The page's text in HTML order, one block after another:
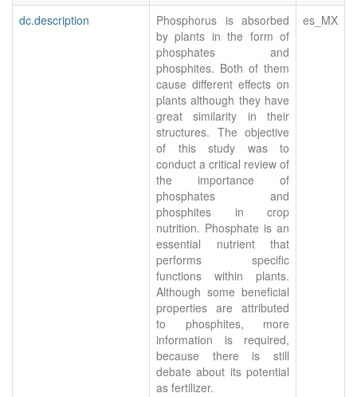
dc.description
Phosphorus is absorbed
by plants in the form of
phosphates and
phosphites. Both of them
cause different effects on
plants although they have
great similarity in their
structures. The objective
of this study was to
conduct a critical review of
the importance of
phosphates and
phosphites in crop
nutrition. Phosphate is an
essential nutrient that
performs specific
functions within plants.
Although some beneficial
properties are attributed
to phosphites, more
information is required,
because there is still
debate about its potential
as fertilizer.
es_MX